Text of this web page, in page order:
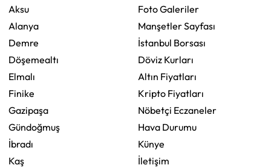
Aksu
Alanya
Demre
Döşemealtı
Elmalı
Finike
Gazipaşa
Gündoğmuş
İbradı
Kaş
Foto Galeriler
Manşetler Sayfası
İstanbul Borsası
Döviz Kurları
Altın Fiyatları
Kripto Fiyatları
Nöbetçi Eczaneler
Hava Durumu
Künye
İletişim